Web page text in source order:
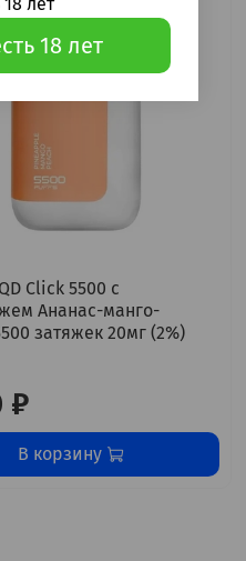
Click 5500 с
Ананас-манго-
затяжек 20мг (2%)
₽
В корзину
18 лет